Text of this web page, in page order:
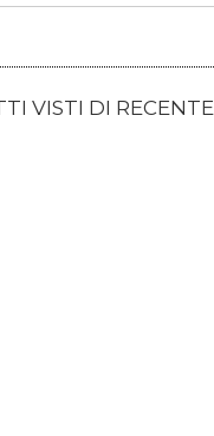
VISTI DI RECENTE